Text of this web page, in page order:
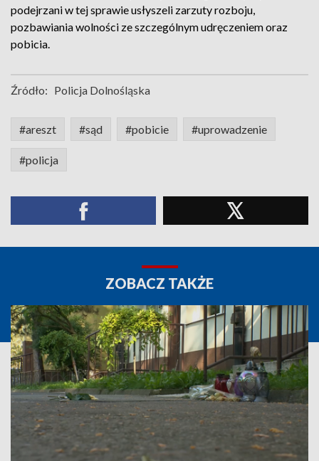
podejrzani w tej sprawie usłyszeli zarzuty rozboju,
pozbawiania wolności ze szczególnym udręczeniem oraz
pobicia.
Źródło: Policja Dolnośląska
#areszt #sąd #pobicie #uprowadzenie
#policja
ZOBACZ TAKŻE